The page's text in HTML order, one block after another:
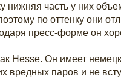
нижняя часть у них
по оттенку они
пресс-форме он
Hesse. Он имеет
вредных паров и не